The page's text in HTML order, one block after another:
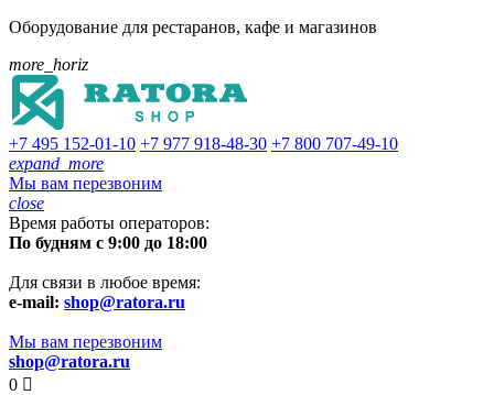
Оборудование для рестаранов, кафе и магазинов
more_horiz
+7 495 152-01-10 +7 977 918-48-30 +7 800 707-49-10
expand_more
Мы вам перезвоним
close
Время работы операторов:
По будням с 9:00 до 18:00
Для связи в любое время:
e-mail: shop@ratora.ru
Мы вам перезвоним
shop@ratora.ru
0 